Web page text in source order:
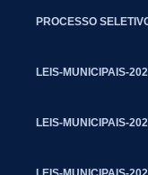
PROCESSO
LEIS-MUNICIPAIS-
LEIS-MUNICIPAIS-